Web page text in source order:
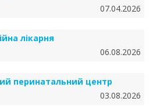
07.04.2026
лікарня
06.08.2026
перинатальний центр
03.08.2026